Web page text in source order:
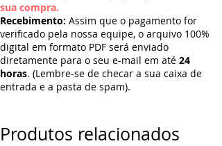
sua compra.
Recebimento: Assim que o pagamento for
verificado pela nossa equipe, o arquivo 100%
digital em formato PDF será enviado
diretamente para o seu e-mail em até 24
horas. (Lembre-se de checar a sua caixa de
entrada e a pasta de spam).
Produtos relacionados